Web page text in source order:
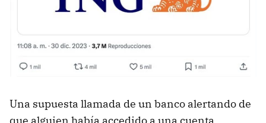
Una supuesta llamada de un banco alertando de